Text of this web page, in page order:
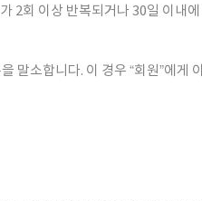
2회 이상 반복되거나 30일 이내
소합니다. 이 경우 “회원”에게